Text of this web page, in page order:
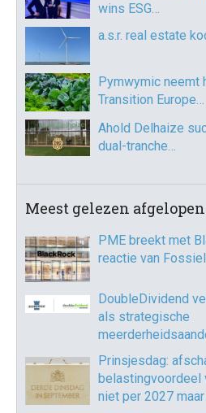
wins ESG…
a.s.r. real estate
Pymwymic neemt
Transition Europe…
Ahold Delhaize
dual-tranche…
Meest gelezen
PME breekt met
reactie van
DoubleDividend
als strategische
Prinsjesdag:
belastingvoordeel
niet per 2027